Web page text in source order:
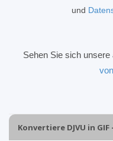
und
Sehen Sie sich unsere
Konvertiere DJVU in GIF